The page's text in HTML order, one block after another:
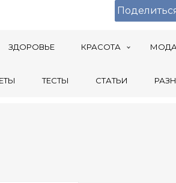
ЗДОРОВЬЕ КРАСОТА МОДА
ТЕСТЫ СТАТЬИ